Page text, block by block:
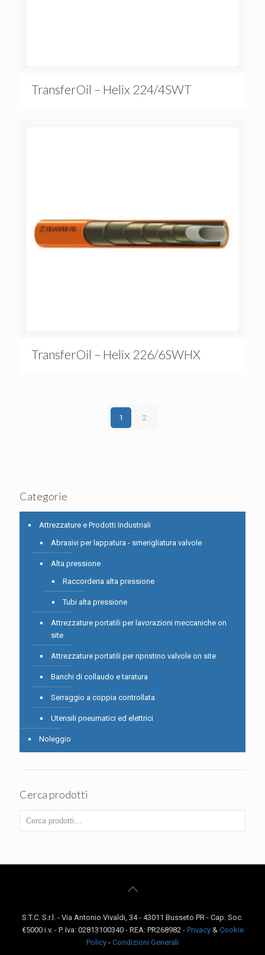
TransferOil – Helix 224/4SWT
TransferOil – Helix 226/6SWHX
1 2
Categorie
Attrezzature e Prodotti Industriali
Abrasivi per lappatura - smerigliatura valvole
Alta pressione
Raccorderia alta pressione
Tubi alta pressione
Attrezzature portatili per lavorazioni meccaniche on
site
Attrezzature portatili per ripristino valvole on site
Banchi di collaudo e taratura
Serraggio a coppia controllata
Utensili pneumatici ed elettrici
Noleggio
Cerca prodotti
S.T.C. S.r.l. - Via Antonio Vivaldi, 34 - 43011 Busseto PR - Cap. Soc.
€5000 i.v. - P. Iva: 02813100340 - REA: PR268982 - Privacy& Cookie
Policy - Condizioni Generali